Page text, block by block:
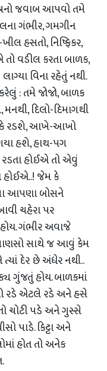
જવાબ આપવો તમે
ગંભીર, ગમગીન
હસતો, નિષ્ફિકર,
વડીલ કરતા બાળક,
વિના રહેતું નથી.
: તમે જોજો, બાળક
દિલો-દિમાગથી
રડશે, આખે-આખો
હશે, હાથ-પગ
હોઈએ તો એવું
હોઈએ..! જેમ કે
આપણા બોસને
ચહેરા પર
ગંભીર અવાજે
માણસો સાથે જ આવું કેમ
દેર છે અંધેર નથી..
ગુંજતું હોય. બાળકમાં
રડે એટલે રડે અને હસે
ચોટી પડે અને ગુસ્સે
પાડે. કિટ્ટા અને
હોત તો અનેક